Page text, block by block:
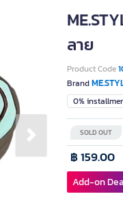
Next slide
ลาย
Product Code
Brand
0%
SOLD OUT
฿ 159.00
Add-on